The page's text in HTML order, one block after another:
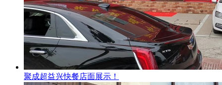
聚成超益兴快餐店面展示！